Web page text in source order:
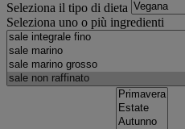
Seleziona il tipo di dieta
Seleziona uno o più ingredienti